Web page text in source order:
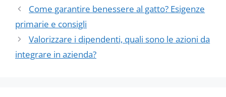
Come garantire benessere al gatto? Esigenze
primarie e consigli
Valorizzare i dipendenti, quali sono le azioni da
integrare in azienda?